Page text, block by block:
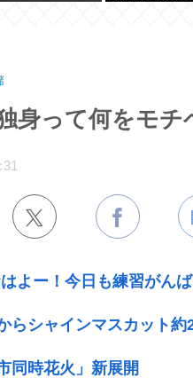
身って何をモ
よー！今日も練習がんば
らシャインマスカット
同時花火」新展開